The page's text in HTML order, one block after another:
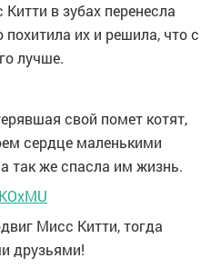
в зубах перенесла
их и решила, что с
лучше.
свой помет котят,
сердце маленькими
так же спасла им жизнь.
Мисс Китти, тогда
друзьями!